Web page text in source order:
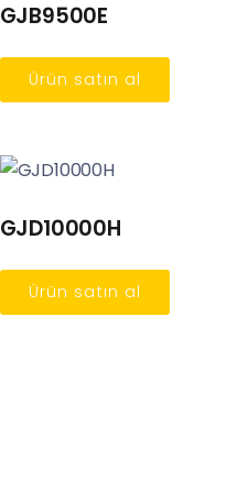
GJB9500E
Ürün satın al
GJD10000H
Ürün satın al